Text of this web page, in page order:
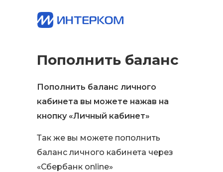
Пополнить баланс
Пополнить баланс личного
кабинета вы можете нажав на
кнопку «Личный кабинет»
Так же вы можете пополнить
баланс личного кабинета через
«Сбербанк online»